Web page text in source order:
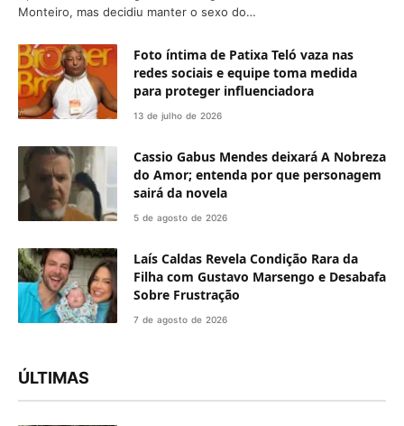
Monteiro, mas decidiu manter o sexo do…
Foto íntima de Patixa Teló vaza nas
redes sociais e equipe toma medida
para proteger influenciadora
13 de julho de 2026
Cassio Gabus Mendes deixará A Nobreza
do Amor; entenda por que personagem
sairá da novela
5 de agosto de 2026
Laís Caldas Revela Condição Rara da
Filha com Gustavo Marsengo e Desabafa
Sobre Frustração
7 de agosto de 2026
ÚLTIMAS